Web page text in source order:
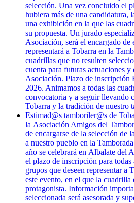
selección. Una vez concluido el
hubiera más de una candidatura,
una exhibición en la que las
su propuesta. Un jurado
Asociación, será el encargado
representará a Tobarra en la
cuadrillas que no resulten
cuenta para futuras actuaciones
Asociación. Plazo de inscripción
2026. Animamos a todas las
convocatoria y a seguir llevando
Tobarra y la tradición de nuestro
Estimad@s tamboriler@s de
la Asociación Amigos del
de encargarse de la selección de
a nuestro pueblo en la
año se celebrará en Albalate del
el plazo de inscripción para
grupos que deseen representar a
este evento, en el que la cuadrilla
protagonista. Información
seleccionada será asesorada y